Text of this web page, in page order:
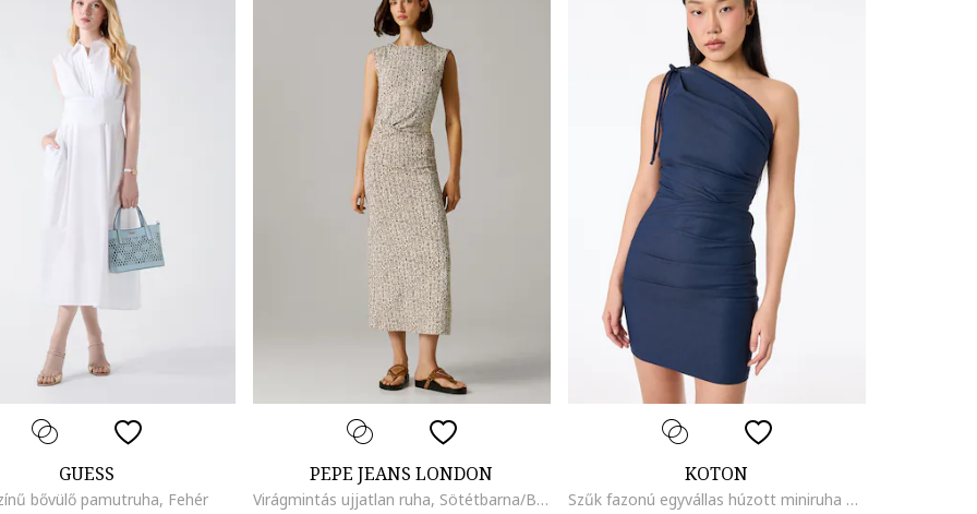
GUESS
bővülő pamutruha, Fehér
PEPE JEANS LONDON
Virágmintás ujjatlan ruha, Sötétbarna/Bézs
KOTON
Szűk fazonú egyvállas húzott miniruha masnis megkötővel a vállrészen, Olajkék